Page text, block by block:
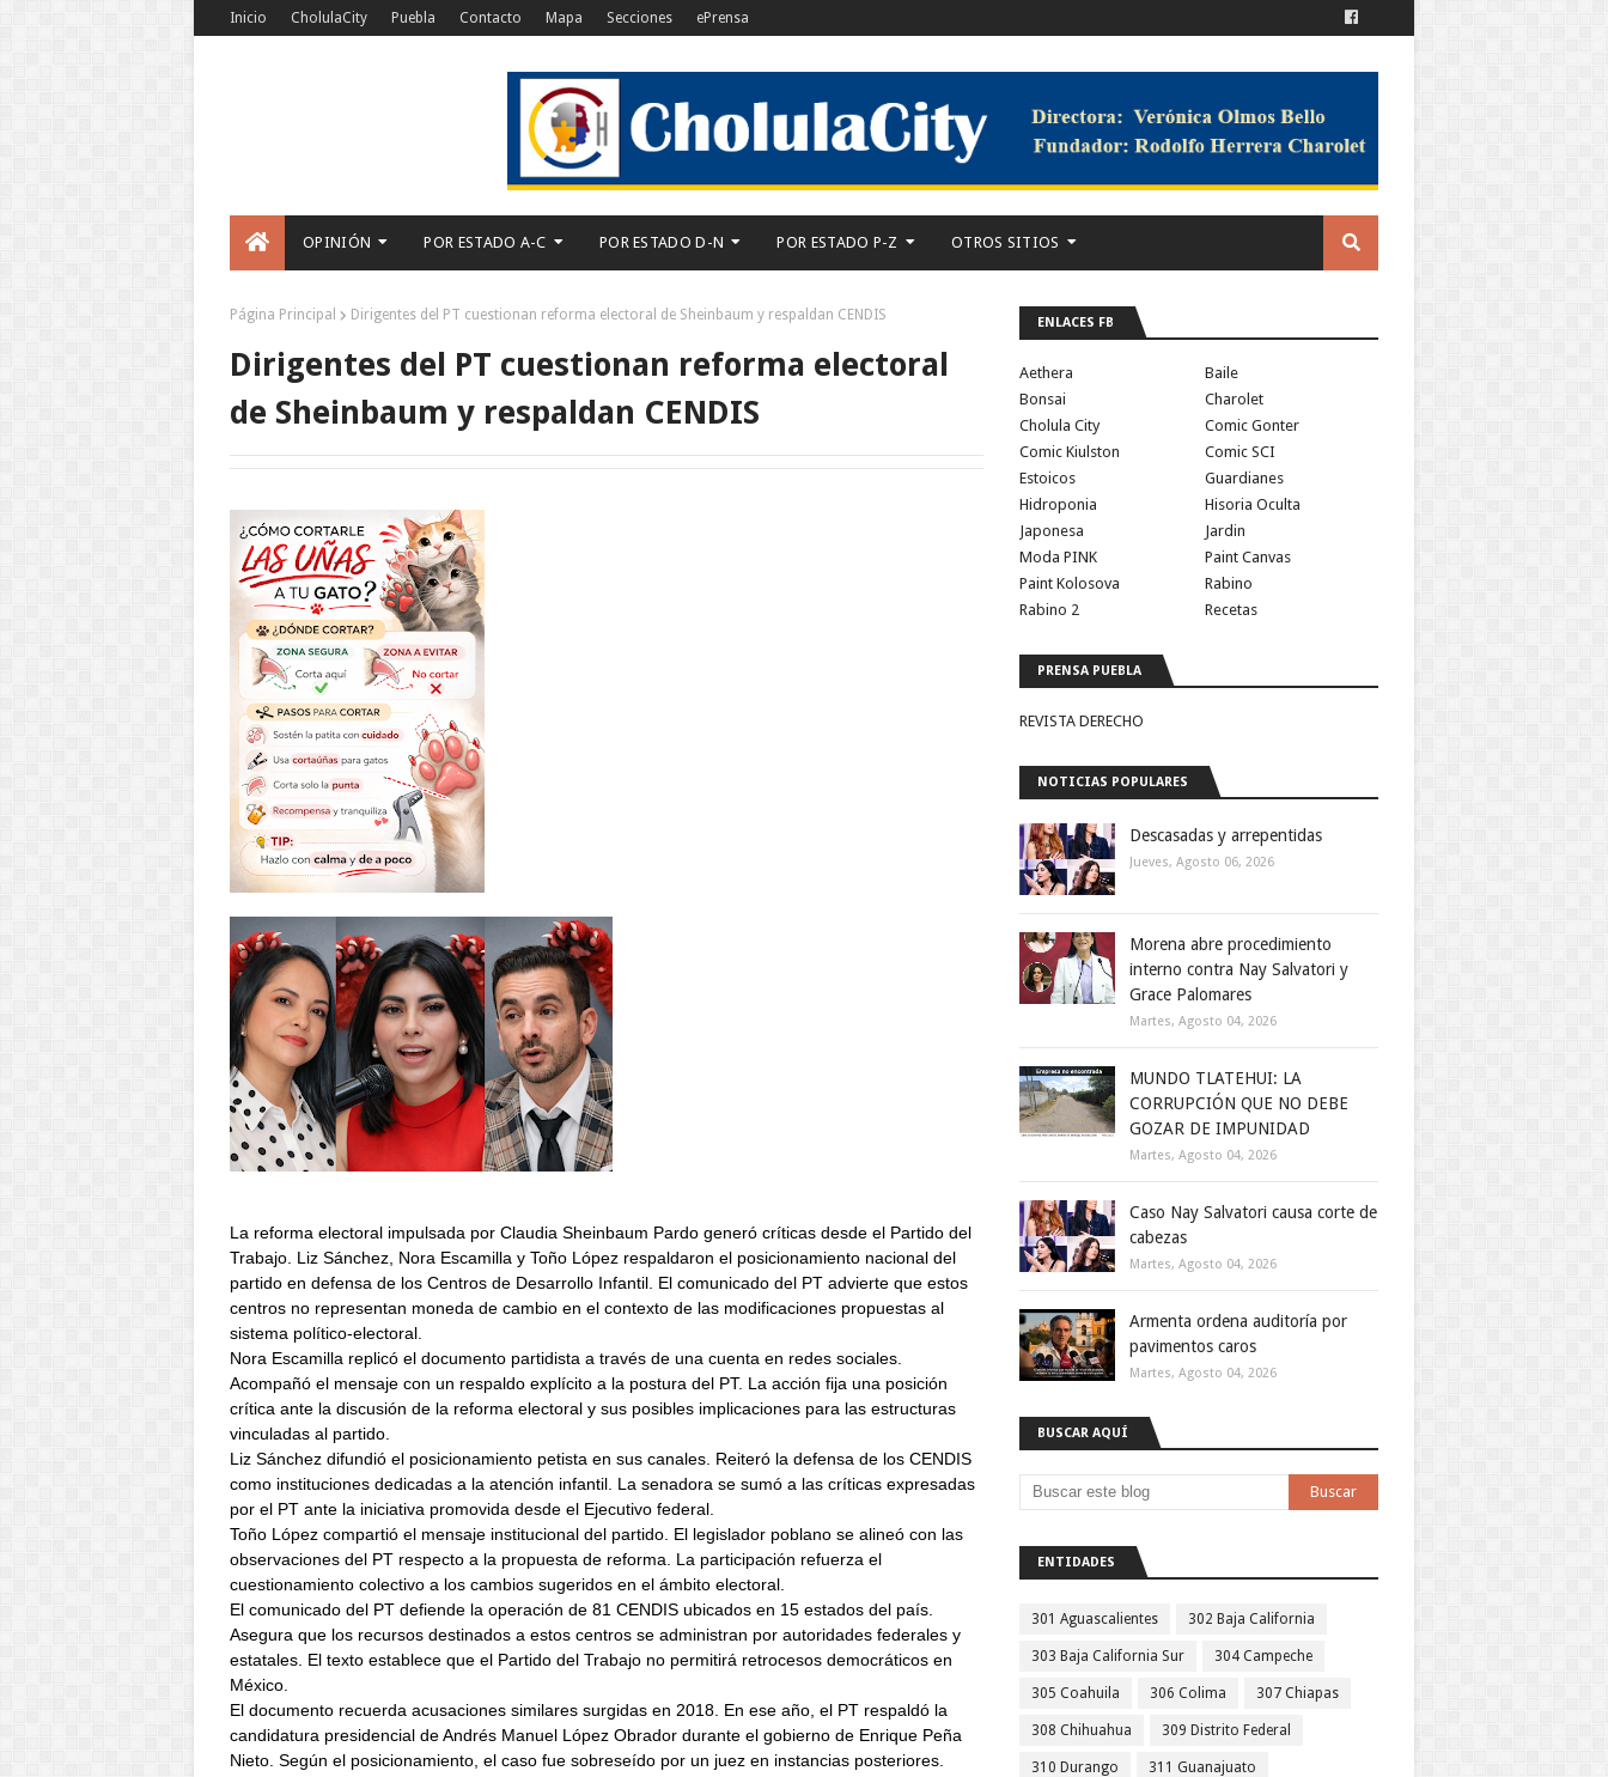
Inicio CholulaCity Puebla Contacto Mapa Secciones ePrensa
OPINIÓN POR ESTADO A-C POR ESTADO D-N POR ESTADO P-Z OTROS SITIOS
Página Principal Dirigentes del PT cuestionan reforma electoral de Sheinbaum y respaldan CENDIS
Dirigentes del PT cuestionan reforma electoral
de Sheinbaum y respaldan CENDIS
La reforma electoral impulsada por Claudia Sheinbaum Pardo generó críticas desde el Partido del
Trabajo. Liz Sánchez, Nora Escamilla y Toño López respaldaron el posicionamiento nacional del
partido en defensa de los Centros de Desarrollo Infantil. El comunicado del PT advierte que estos
centros no representan moneda de cambio en el contexto de las modificaciones propuestas al
sistema político-electoral.
Nora Escamilla replicó el documento partidista a través de una cuenta en redes sociales.
Acompañó el mensaje con un respaldo explícito a la postura del PT. La acción fija una posición
crítica ante la discusión de la reforma electoral y sus posibles implicaciones para las estructuras
vinculadas al partido.
Liz Sánchez difundió el posicionamiento petista en sus canales. Reiteró la defensa de los CENDIS
como instituciones dedicadas a la atención infantil. La senadora se sumó a las críticas expresadas
por el PT ante la iniciativa promovida desde el Ejecutivo federal.
Toño López compartió el mensaje institucional del partido. El legislador poblano se alineó con las
observaciones del PT respecto a la propuesta de reforma. La participación refuerza el
cuestionamiento colectivo a los cambios sugeridos en el ámbito electoral.
El comunicado del PT defiende la operación de 81 CENDIS ubicados en 15 estados del país.
Asegura que los recursos destinados a estos centros se administran por autoridades federales y
estatales. El texto establece que el Partido del Trabajo no permitirá retrocesos democráticos en
México.
El documento recuerda acusaciones similares surgidas en 2018. En ese año, el PT respaldó la
candidatura presidencial de Andrés Manuel López Obrador durante el gobierno de Enrique Peña
Nieto. Según el posicionamiento, el caso fue sobreseído por un juez en instancias posteriores.
ENLACES FB
Aethera
Baile
Bonsai
Charolet
Cholula City
Comic Gonter
Comic Kiulston
Comic SCI
Estoicos
Guardianes
Hidroponia
Hisoria Oculta
Japonesa
Jardin
Moda PINK
Paint Canvas
Paint Kolosova
Rabino
Rabino 2
Recetas
PRENSA PUEBLA
REVISTA DERECHO
NOTICIAS POPULARES
Descasadas y arrepentidas
Jueves, Agosto 06, 2026
Morena abre procedimiento
interno contra Nay Salvatori y
Grace Palomares
Martes, Agosto 04, 2026
MUNDO TLATEHUI: LA
CORRUPCIÓN QUE NO DEBE
GOZAR DE IMPUNIDAD
Martes, Agosto 04, 2026
Caso Nay Salvatori causa corte de
cabezas
Martes, Agosto 04, 2026
Armenta ordena auditoría por
pavimentos caros
Martes, Agosto 04, 2026
BUSCAR AQUÍ
ENTIDADES
301 Aguascalientes 302 Baja California
303 Baja California Sur 304 Campeche
305 Coahuila 306 Colima 307 Chiapas
308 Chihuahua 309 Distrito Federal
310 Durango 311 Guanajuato